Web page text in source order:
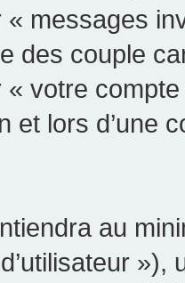
messages
des couple
« votre
et lors d’une
au